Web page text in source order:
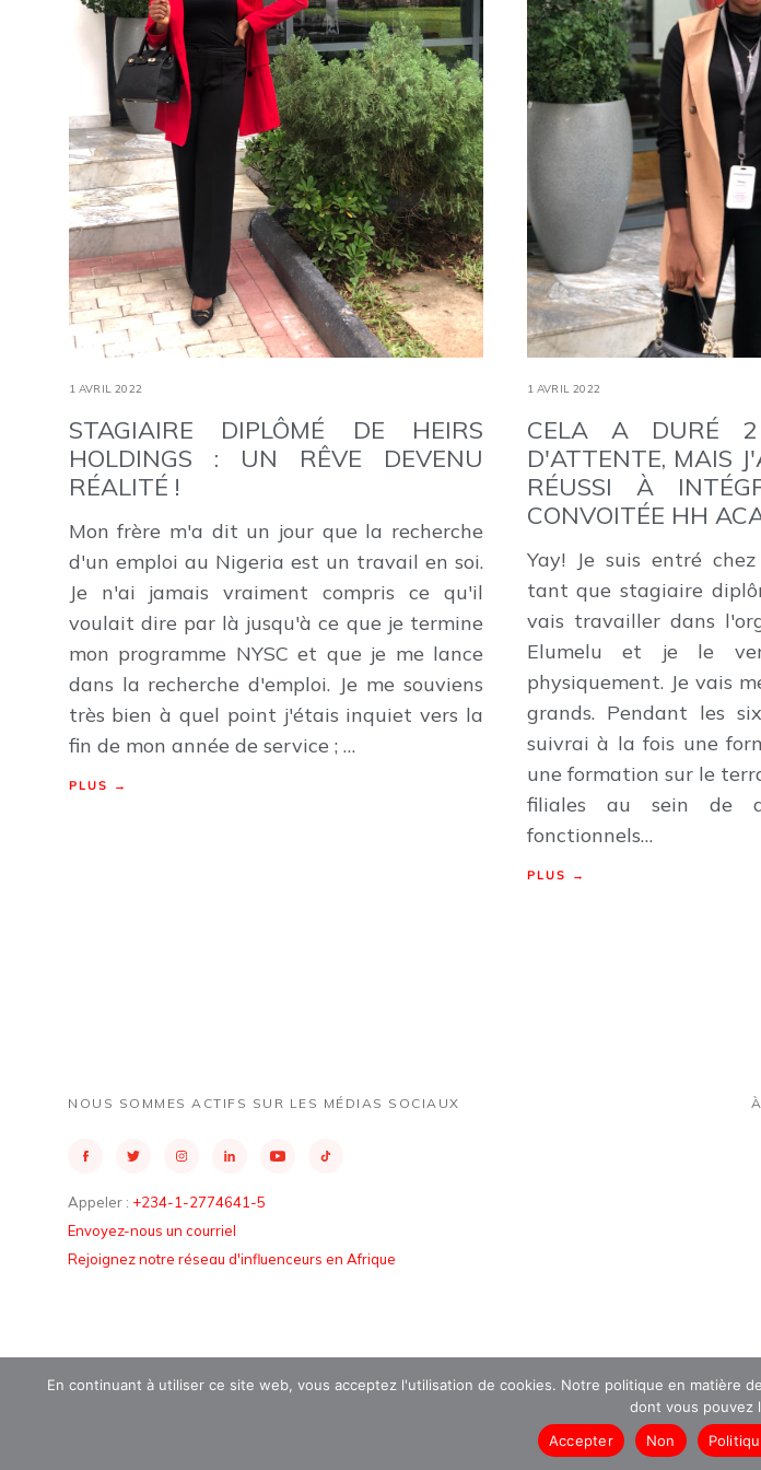
1 AVRIL 2022
STAGIAIRE DIPLÔMÉ DE HEIRS
HOLDINGS : UN RÊVE DEVENU
RÉALITÉ !
Mon frère m'a dit un jour que la recherche
d'un emploi au Nigeria est un travail en soi.
Je n'ai jamais vraiment compris ce qu'il
voulait dire par là jusqu'à ce que je termine
mon programme NYSC et que je me lance
dans la recherche d'emploi. Je me souviens
très bien à quel point j'étais inquiet vers la
fin de mon année de service ; …
PLUS →
1 AVRIL 2022
CELA A DURÉ 2
D'ATTENTE, MAIS
RÉUSSI À
CONVOITÉE HH
Yay! Je suis entré
tant que stagiaire
vais travailler dans
Elumelu et je le
physiquement. Je vais
grands. Pendant les
suivrai à la fois une
une formation sur le
filiales au sein de
fonctionnels…
PLUS →
NOUS SOMMES ACTIFS SUR LES MÉDIAS SOCIAUX
Appeler : +234-1-2774641-5
Envoyez-nous un courriel
Rejoignez notre réseau d'influenceurs en Afrique
En continuant à utiliser ce site web, vous acceptez l'utilisation de cookies. Notre politique en matière
dont vous pouvez
Accepter
Non